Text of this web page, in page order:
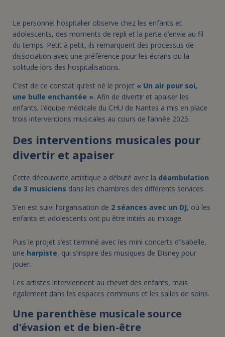
Le personnel hospitalier observe chez les enfants et
adolescents, des moments de repli et la perte d’envie au fil
du temps. Petit à petit, ils remarquent des processus de
dissociation avec une préférence pour les écrans ou la
solitude lors des hospitalisations.
C’est de ce constat qu’est né le projet « Un air pour soi,
une bulle enchantée ». Afin de divertir et apaiser les
enfants, l’équipe médicale du CHU de Nantes a mis en place
trois interventions musicales au cours de l’année 2025.
Des interventions musicales pour
divertir et apaiser
Cette découverte artistique a débuté avec la déambulation
de 3 musiciens dans les chambres des différents services.
S’en est suivi l’organisation de 2 séances avec un DJ, où les
enfants et adolescents ont pu être initiés au mixage.
Puis le projet s’est terminé avec les mini concerts d’Isabelle,
une harpiste, qui s’inspire des musiques de Disney pour
jouer.
Les artistes interviennent au chevet des enfants, mais
également dans les espaces communs et les salles de soins.
Une parenthèse musicale source
d’évasion et de bien-être